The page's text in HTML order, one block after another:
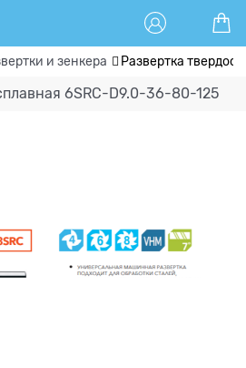
и зенкера Развертка
6SRC-D9.0-36-80-125